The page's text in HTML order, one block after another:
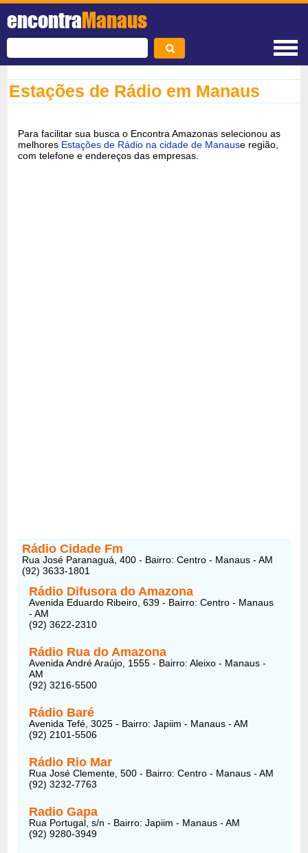
encontraManaus
Estações de Rádio em Manaus
Para facilitar sua busca o Encontra Amazonas selecionou as
melhores Estações de Rádio na cidade de Manause região,
com telefone e endereços das empresas.
Rádio Cidade Fm
Rua José Paranaguá, 400 - Bairro: Centro - Manaus - AM
(92) 3633-1801
Rádio Difusora do Amazona
Avenida Eduardo Ribeiro, 639 - Bairro: Centro - Manaus
- AM
(92) 3622-2310
Rádio Rua do Amazona
Avenida André Araújo, 1555 - Bairro: Aleixo - Manaus -
AM
(92) 3216-5500
Rádio Baré
Avenida Tefé, 3025 - Bairro: Japiim - Manaus - AM
(92) 2101-5506
Rádio Rio Mar
Rua José Clemente, 500 - Bairro: Centro - Manaus - AM
(92) 3232-7763
Radio Gapa
Rua Portugal, s/n - Bairro: Japiim - Manaus - AM
(92) 9280-3949